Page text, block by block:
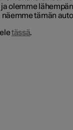
olemme
näemme tämän
tässä.